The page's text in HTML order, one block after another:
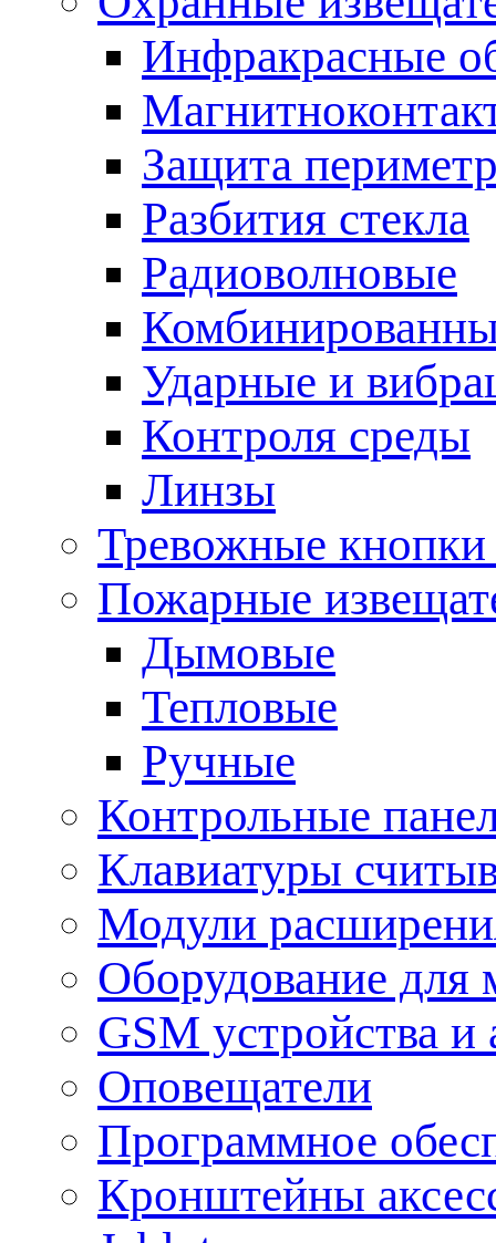
Инфракрасные
Защита
Разбития стекла
Радиоволновые
Ударные и
Контроля среды
Линзы
Тревожные кнопки
Пожарные
Дымовые
Тепловые
Ручные
Контрольные
Клавиатуры
Модули
Оборудование для
GSM устройства и
Оповещатели
Программное
Кронштейны